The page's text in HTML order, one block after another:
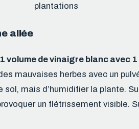
plantations
allée
1 volume de vinaigre blanc avec 1
mauvaises herbes avec un
sol, mais d’humidifier la plante.
un flétrissement visible.